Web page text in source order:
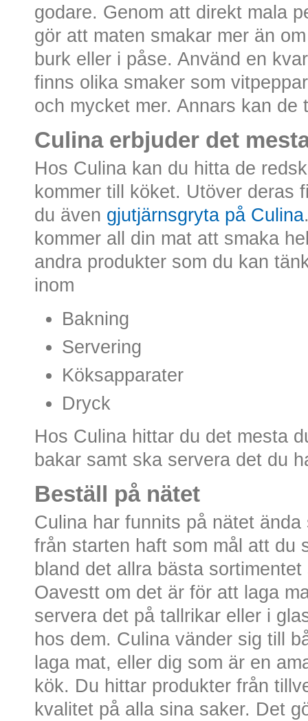
godare. Genom att direkt mala
gör att maten smakar mer än
burk eller i påse. Använd en
finns olika smaker som
och mycket mer. Annars kan de
Culina erbjuder det
Hos Culina kan du hitta de
kommer till köket. Utöver deras
du även gjutjärnsgryta på Culina
kommer all din mat att smaka
andra produkter som du kan
inom
Bakning
Servering
Köksapparater
Dryck
Hos Culina hittar du det mesta
bakar samt ska servera det du
Beställ på nätet
Culina har funnits på nätet
från starten haft som mål att du
bland det allra bästa
Oavestt om det är för att laga
servera det på tallrikar eller i
hos dem. Culina vänder sig till
laga mat, eller dig som är en
kök. Du hittar produkter från
kvalitet på alla sina saker. Det